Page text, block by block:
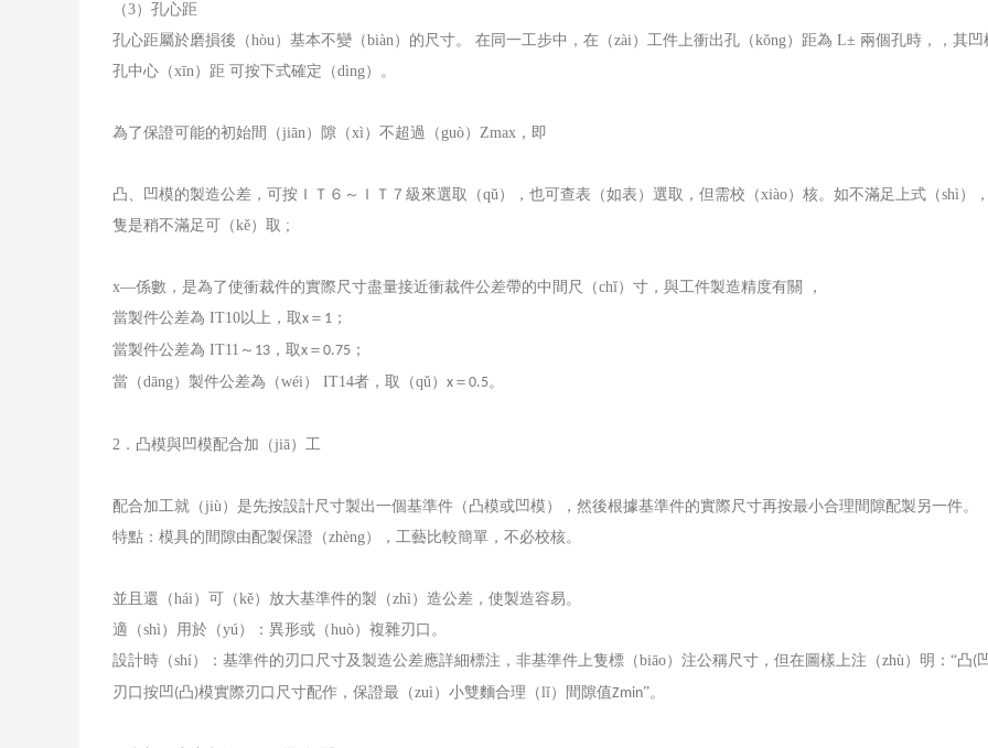
（3）孔心距
孔心距屬於磨損後（hòu）基本不變（biàn）的尺寸。
在同一工步中，在（zài）工件上衝出孔（kǒng）距為 L± 兩個孔時，，其凹
孔中心（xīn）距 可按下式確定（dìng）。
為了保證可能的初始間（jiān）隙（xì）不超過（guò） Zmax ，即
凸、凹模的製造公差，可按ＩＴ６～ＩＴ７級來選取（qǔ），也可查表（如表）選取，但需校（xiào）核。如不滿足上式（shì）
隻是稍不滿足可（kě）取 ;
x—係數，是為了使衝裁件的實際尺寸盡量接近衝裁件公差帶的中間尺（chǐ）寸，與工件製造精度有關 ，
當製件公差為 IT10以上，取x ＝ 1 ；
當製件公差為 IT11 ～ 13 ，取x ＝ 0.75 ；
當（dāng）製件公差為（wéi）
IT14者，取（qǔ） x ＝ 0.5。
2 ．凸模與凹模配合加（jiā）工
配合加工就（jiù）是先按設計尺寸製出一個基準件（凸模或凹模），然後根據基準件的實際尺寸再按最小合理間隙配製另一件。
特點：模具的間隙由配製保證（zhèng），工藝比較簡單，不必校核。
並且還（hái）可（kě）放大基準件的製（zhì）造公差，使製造容易。
適（shì）用於（yú）：異形或（huò）複雜刃口。
設計時（shí）：基準件的刃口尺寸及製造公差應詳細標注，非基準件上隻標（biāo）注公稱尺寸，但在圖樣上注（zhù）明： “凸(
刃口按凹 (凸)模實際刃口尺寸配作，保證最（zuì）小雙麵合理（lǐ）間隙值Zmin”。